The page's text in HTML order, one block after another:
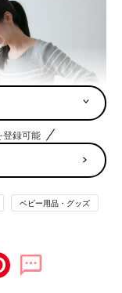
。姿勢を保つ力に
、間にバスタオル
す。「おいで～」
を寄せましょう。
登録可能
ベビー用品・グッズ